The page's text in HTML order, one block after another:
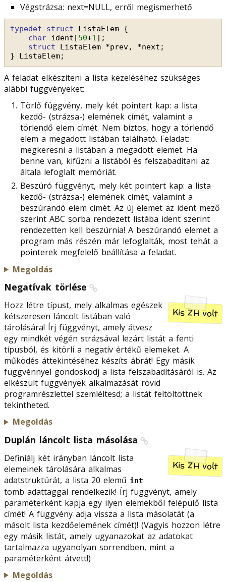
Végstrázsa: next=NULL, erről megismerhető
typedef struct
ListaElem {
char ident[50+1];
struct
ListaElem *prev, *next;
} ListaElem;
A feladat elkészíteni a lista kezeléséhez szükséges
alábbi függvényeket:
Törlő függvény, mely két pointert kap: a lista
kezdő- (strázsa-) elemének címét, valamint a
törlendő elem címét. Nem biztos, hogy a törlendő
elem a megadott listában található. Feladat:
megkeresni a listában a megadott elemet. Ha
benne van, kifűzni a listából és felszabadítani az
általa lefoglalt memóriát.
Beszúró függvényt, mely két pointert kap: a lista
kezdő- (strázsa-) elemének címét, valamint a
beszúrandó elem címét. Az új elemet az ident mező
szerint ABC sorba rendezett listába ident szerint
rendezetten kell beszúrnia! A beszúrandó elemet a
program más részén már lefoglalták, most tehát a
pointerek megfelelő beállítása a feladat.
Megoldás
Negatívak törlése
Kis ZH volt
Hozz létre típust, mely alkalmas egészek
kétszeresen láncolt listában való
tárolására! Írj függvényt, amely átvesz
egy mindkét végén strázsával lezárt listát a fenti
típusból, és kitörli a negatív értékű elemeket. A
működés áttekintéséhez készíts ábrát! Egy másik
függvénnyel gondoskodj a lista felszabadításáról is. Az
elkészült függvények alkalmazását rövid
programrészlettel szemléltesd; a listát feltöltöttnek
tekintheted.
Megoldás
Duplán láncolt lista másolása
Kis ZH volt
Definiálj két irányban láncolt lista
elemeinek tárolására alkalmas
adatstruktúrát, a lista 20 elemű int
tömb adattaggal rendelkezik! Írj függvényt, amely
paraméterként kapja egy ilyen elemekből felépülő lista
címét! A függvény adja vissza a lista másolatát (a
másolt lista kezdőelemének címét)! (Vagyis hozzon létre
egy másik listát, amely ugyanazokat az adatokat
tartalmazza ugyanolyan sorrendben, mint a
paraméterként átvett!)
Megoldás